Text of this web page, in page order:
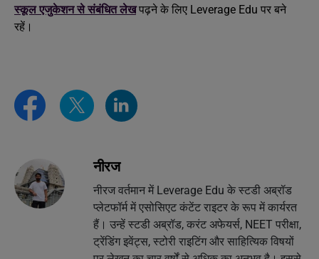
स्कूल एजुकेशन से संबंधित लेखपढ़ने के लिए Leverage Edu पर बने
रहें।
नीरज
नीरज वर्तमान में Leverage Edu के स्टडी अब्रॉड
प्लेटफॉर्म में एसोसिएट कंटेंट राइटर के रूप में कार्यरत
हैं। उन्हें स्टडी अब्रॉड, करंट अफेयर्स, NEET परीक्षा,
ट्रेंडिंग इवेंट्स, स्टोरी राइटिंग और साहित्यिक विषयों